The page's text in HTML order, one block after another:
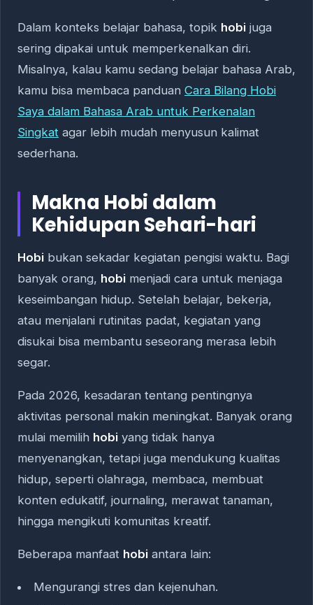
Dalam konteks belajar bahasa, topik hobi juga
sering dipakai untuk memperkenalkan diri.
Misalnya, kalau kamu sedang belajar bahasa Arab,
kamu bisa membaca panduan Cara Bilang Hobi
Saya dalam Bahasa Arab untuk Perkenalan
Singkat agar lebih mudah menyusun kalimat
sederhana.
Makna Hobi dalam
Kehidupan Sehari-hari
Hobi bukan sekadar kegiatan pengisi waktu. Bagi
banyak orang, hobi menjadi cara untuk menjaga
keseimbangan hidup. Setelah belajar, bekerja,
atau menjalani rutinitas padat, kegiatan yang
disukai bisa membantu seseorang merasa lebih
segar.
Pada 2026, kesadaran tentang pentingnya
aktivitas personal makin meningkat. Banyak orang
mulai memilih hobi yang tidak hanya
menyenangkan, tetapi juga mendukung kualitas
hidup, seperti olahraga, membaca, membuat
konten edukatif, journaling, merawat tanaman,
hingga mengikuti komunitas kreatif.
Beberapa manfaat hobi antara lain:
Mengurangi stres dan kejenuhan.